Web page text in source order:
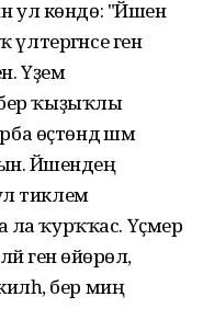
ул көндө: "Йәшен
генә
Үҙем
ҡыҙыҡлы
өҫтөндә шәм
Йәшендең
тиклем
ла ҡурҡҡас. Үҫмер
генә өйөрөлә,
бер миңә